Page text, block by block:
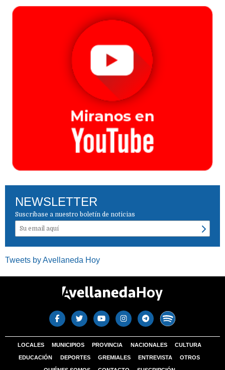
NEWSLETTER
Suscríbase a nuestro boletín de noticias
Tweets by Avellaneda Hoy
LOCALES MUNICIPIOS PROVINCIA NACIONALES CULTURA
EDUCACIÓN DEPORTES GREMIALES ENTREVISTA OTROS